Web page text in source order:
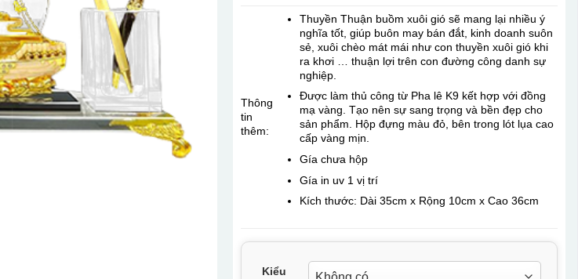
Thông
tin
thêm:
Thuyền Thuận buồm xuôi gió sẽ mang lại nhiều ý
nghĩa tốt, giúp buôn may bán đắt, kinh doanh suôn
sẻ, xuôi chèo mát mái như con thuyền xuôi gió khi
ra khơi … thuận lợi trên con đường công danh sự
nghiệp.
Được làm thủ công từ Pha lê K9 kết hợp với đồng
mạ vàng. Tạo nên sự sang trọng và bền đẹp cho
sản phẩm. Hộp đựng màu đỏ, bên trong lót lụa cao
cấp vàng mịn.
Gía chưa hộp
Gía in uv 1 vị trí
Kích thước: Dài 35cm x Rộng 10cm x Cao 36cm
Kiểu